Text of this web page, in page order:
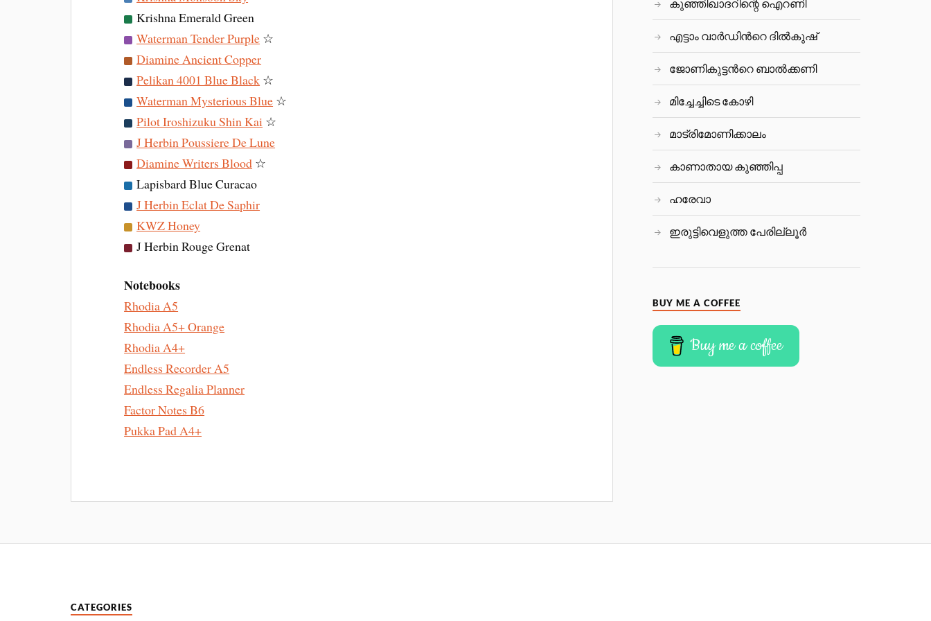
Krishna Emerald Green
Waterman Tender Purple ☆
Diamine Ancient Copper
Pelikan 4001 Blue Black ☆
Waterman Mysterious Blue ☆
Pilot Iroshizuku Shin Kai ☆
J Herbin Poussiere De Lune
Diamine Writers Blood ☆
Lapisbard Blue Curacao
J Herbin Eclat De Saphir
KWZ Honey
J Herbin Rouge Grenat
Notebooks
Rhodia A5
Rhodia A5+ Orange
Rhodia A4+
Endless Recorder A5
Endless Regalia Planner
Factor Notes B6
Pukka Pad A4+
കുഞ്ഞിഖാദറിന്റെ ഐറണി
എട്ടാം വാർഡിന്‍റെ ദിൽകുഷ്
ജോണികുട്ടന്‍റെ ബാല്‍ക്കണി
മിച്ചേച്ചിടെ കോഴി
മാട്രിമോണിക്കാലം
കാണാതായ കുഞ്ഞിപ്പ
ഹരേവാ
ഇരുട്ടിവെളുത്ത പേരില്ലൂര്‍
BUY ME A COFFEE
Buy me a coffee
CATEGORIES